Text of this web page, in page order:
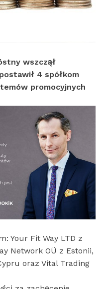
wszczął
4 spółkom
promocyjnych
Your Fit Way LTD z
Network OÜ z Estonii,
oraz Vital Trading